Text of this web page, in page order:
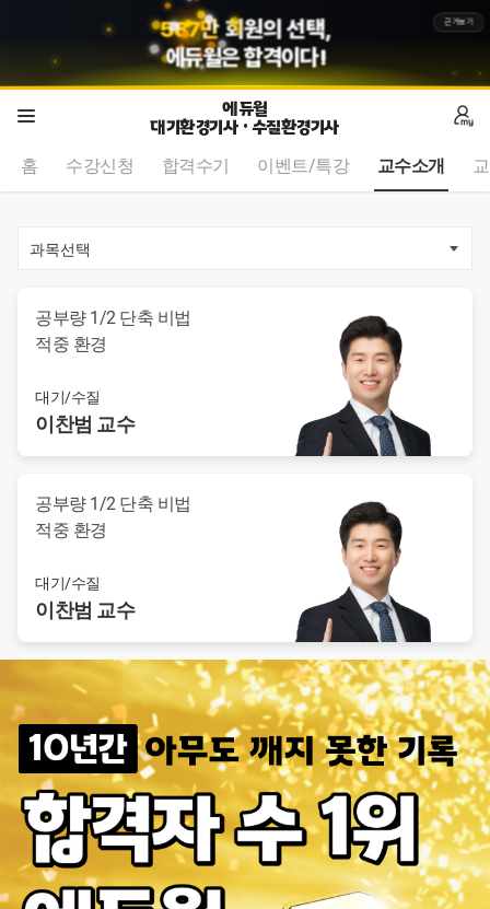
587만 회원의 선택,
에듀윌은 합격이다!
근거보기
에듀윌
대기환경기사 · 수질환경기사
홈
수강신청 합격수기 이벤트/특강 교수소개
2 /0
공부량 1/2 단축 비법
적중 환경
대기/수질
이찬범 교수
공부량 1/2 단축 비법
적중 환경
대기/수질
이찬범 교수